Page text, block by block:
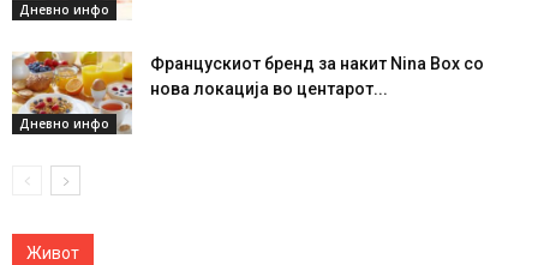
Дневно инфо
Дневно инфо
Францускиот бренд за накит Nina Box со
нова локација во центарот...
Живот